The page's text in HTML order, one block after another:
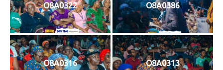
O8A0322 O8A0386
O8A0316 O8A0313